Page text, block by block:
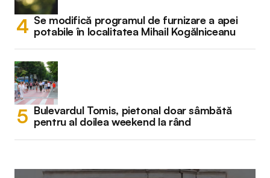
Se modifică programul de furnizare a apei
potabile în localitatea Mihail Kogălniceanu
Bulevardul Tomis, pietonal doar sâmbătă
pentru al doilea weekend la rând